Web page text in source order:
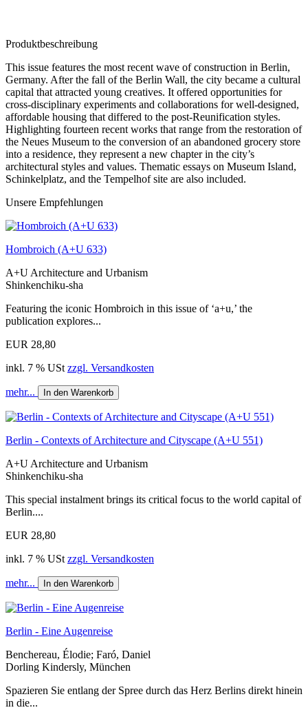
Produktbeschreibung
This issue features the most recent wave of construction in Berlin,
Germany. After the fall of the Berlin Wall, the city became a cultural
capital that attracted young creatives. It offered opportunities for
cross-disciplinary experiments and collaborations for well-designed,
affordable housing that differed to the post-Reunification styles.
Highlighting fourteen recent works that range from the restoration of
the Neues Museum to the conversion of an abandoned grocery store
into a residence, they represent a new chapter in the city’s
architectural styles and values. Thematic essays on Museum Island,
Schinkelplatz, and the Tempelhof site are also included.
Unsere Empfehlungen
Hombroich (A+U 633)
A+U Architecture and Urbanism
Shinkenchiku-sha
Featuring the iconic Hombroich in this issue of ‘a+u,’ the
publication explores...
EUR 28,80
inkl. 7 % USt zzgl. Versandkosten
mehr... In den Warenkorb
Berlin - Contexts of Architecture and Cityscape (A+U 551)
A+U Architecture and Urbanism
Shinkenchiku-sha
This special instalment brings its critical focus to the world capital of
Berlin....
EUR 28,80
inkl. 7 % USt zzgl. Versandkosten
mehr... In den Warenkorb
Berlin - Eine Augenreise
Benchereau, Élodie; Faró, Daniel
Dorling Kindersly, München
Spazieren Sie entlang der Spree durch das Herz Berlins direkt hinein
in die...